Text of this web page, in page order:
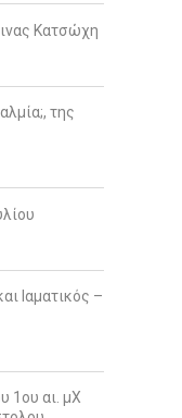
Κατσώχη
της
Ιαματικός –
1ου αι. μΧ